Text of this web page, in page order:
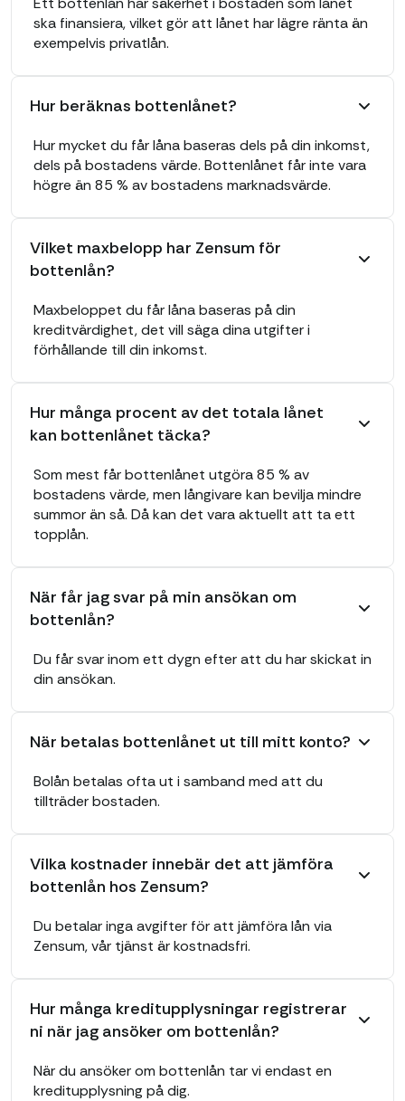
ska finansiera, vilket gör att lånet har lägre ränta än
exempelvis privatlån.
Hur beräknas bottenlånet?
Hur mycket du får låna baseras dels på din inkomst,
dels på bostadens värde. Bottenlånet får inte vara
högre än 85 % av bostadens marknadsvärde.
Vilket maxbelopp har Zensum för
bottenlån?
Maxbeloppet du får låna baseras på din
kreditvärdighet, det vill säga dina utgifter i
förhållande till din inkomst.
Hur många procent av det totala lånet
kan bottenlånet täcka?
Som mest får bottenlånet utgöra 85 % av
bostadens värde, men långivare kan bevilja mindre
summor än så. Då kan det vara aktuellt att ta ett
topplån.
När får jag svar på min ansökan om
bottenlån?
Du får svar inom ett dygn efter att du har skickat in
din ansökan.
När betalas bottenlånet ut till mitt konto?
Bolån betalas ofta ut i samband med att du
tillträder bostaden.
Vilka kostnader innebär det att jämföra
bottenlån hos Zensum?
Du betalar inga avgifter för att jämföra lån via
Zensum, vår tjänst är kostnadsfri.
Hur många kreditupplysningar registrerar
ni när jag ansöker om bottenlån?
När du ansöker om bottenlån tar vi endast en
kreditupplysning på dig.